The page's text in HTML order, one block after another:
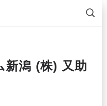
新潟 (株) 又助